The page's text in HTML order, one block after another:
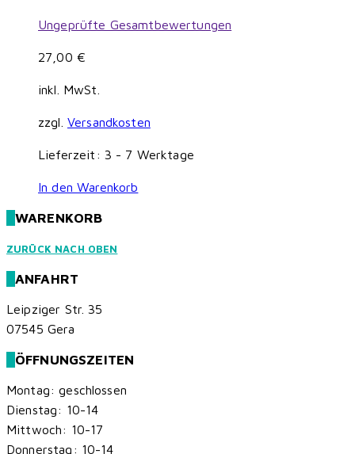
Ungeprüfte Gesamtbewertungen
27,00 €
inkl. MwSt.
zzgl. Versandkosten
Lieferzeit: 3 - 7 Werktage
In den Warenkorb
WARENKORB
ZURÜCK NACH OBEN
ANFAHRT
Leipziger Str. 35
07545 Gera
ÖFFNUNGSZEITEN
Montag: geschlossen
Dienstag: 10-14
Mittwoch: 10-17
Donnerstag: 10-14